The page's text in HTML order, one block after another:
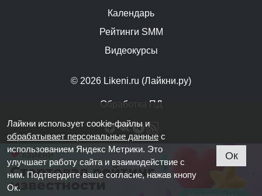
© 2026 Likeni.ru (Лайкни.ру)
Обработка ПД
Календарь
Рейтинги SMM
Видеокурсы
Лайкни использует cookie-файлы и
обрабатывает персональные данные с
использованием Яндекс Метрики. Это
улучшает работу сайта и взаимодействие с
ним. Подтвердите ваше согласие, нажав кнопу
Ок.
Ок